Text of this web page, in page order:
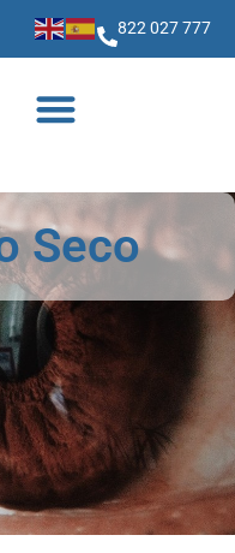
822 027 777
Seco